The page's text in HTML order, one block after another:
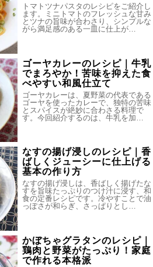
トマトツナパスタのレシピをご紹介し
ます。ミニトマトのフレッシュな甘み
とツナの旨味が合わさり、シンプルな
がら満足感のある一皿に仕上が…
ゴーヤカレーのレシピ｜牛乳
でまろやか！苦味を抑えた食
べやすい和風仕立て
ゴーヤカレーは、夏野菜の代表である
ゴーヤを使ったカレーで、独特の苦味
とスパイスが絶妙に合わさる料理で
す。今回紹介するのは、牛乳を加…
なすの揚げ浸しのレシピ｜香
ばしくジューシーに仕上げる
基本の作り方
なすの揚げ浸しは、香ばしく揚げたな
すを旨味たっぷりのつけ汁に浸す、和
食の定番レシピです。冷やすことで油
っぽさが和らぎ、さっぱりとし…
かぼちゃグラタンのレシピ｜
鶏肉と野菜がたっぷり！家庭
で作れる本格派